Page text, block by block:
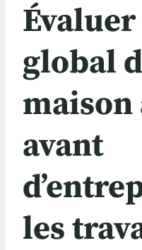
Évaluer
global
maison
avant
les